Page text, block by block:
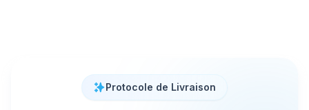
Protocole de Livraison